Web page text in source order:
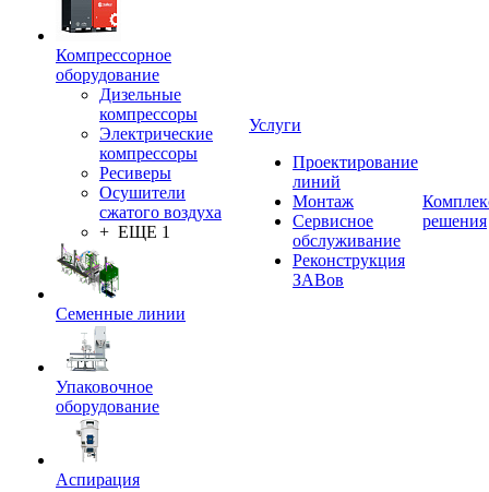
Компрессорное
оборудование
Дизельные
компрессоры
Электрические
компрессоры
Ресиверы
Осушители
сжатого воздуха
+ ЕЩЕ 1
Семенные линии
Упаковочное
оборудование
Аспирация
Услуги
Проектирование
линий
Монтаж
Сервисное
обслуживание
Реконструкция
ЗАВов
решения